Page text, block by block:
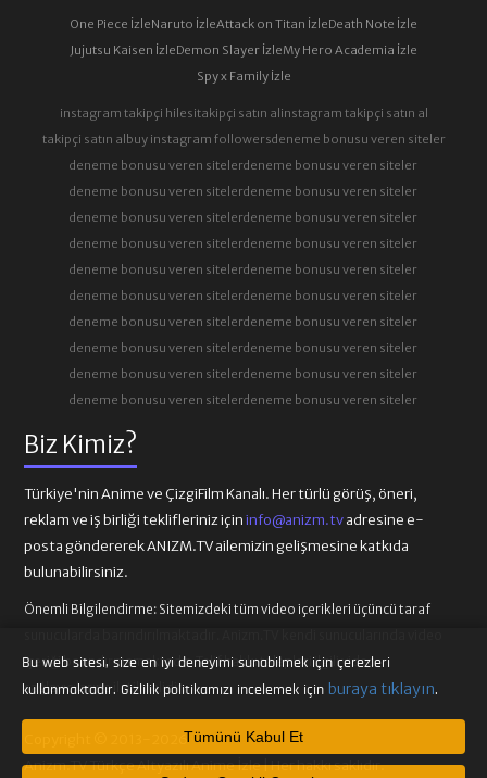
Biz Kimiz?
Türkiye'nin Anime ve ÇizgiFilm Kanalı. Her türlü görüş, öneri,
reklam ve iş birliği teklifleriniz içininfo@anizm.tvadresine e-
posta göndererek ANIZM.TV ailemizin gelişmesine katkıda
bulunabilirsiniz.
Önemli Bilgilendirme: Sitemizdeki tüm video içerikleri üçüncü taraf
içeriği barındırmamaktadır. Telif hakkı talepleri ilgili video
sağlayıcılarına iletilmelidir.
Copyright © 2013-2026
Anizm.TV Türkçe Altyazılı Anime İzle | Her hakkı saklıdır.
One Piece İzleNaruto İzleAttack on Titan İzleDeath Note İzle
Jujutsu Kaisen İzleDemon Slayer İzleMy Hero Academia İzle
Spy x Family İzle
instagram takipçi hilesitakipçi satın alinstagram takipçi satın al
takipçi satın albuy instagram followersdeneme bonusu veren siteler
deneme bonusu veren sitelerdeneme bonusu veren siteler
deneme bonusu veren sitelerdeneme bonusu veren siteler
deneme bonusu veren sitelerdeneme bonusu veren siteler
deneme bonusu veren sitelerdeneme bonusu veren siteler
deneme bonusu veren sitelerdeneme bonusu veren siteler
deneme bonusu veren sitelerdeneme bonusu veren siteler
deneme bonusu veren sitelerdeneme bonusu veren siteler
deneme bonusu veren sitelerdeneme bonusu veren siteler
deneme bonusu veren sitelerdeneme bonusu veren siteler
deneme bonusu veren sitelerdeneme bonusu veren siteler
Bu web sitesi, size en iyi deneyimi sunabilmek için çerezleri
kullanmaktadır. Gizlilik politikamızı incelemek için buraya tıklayın.
Tümünü Kabul Et